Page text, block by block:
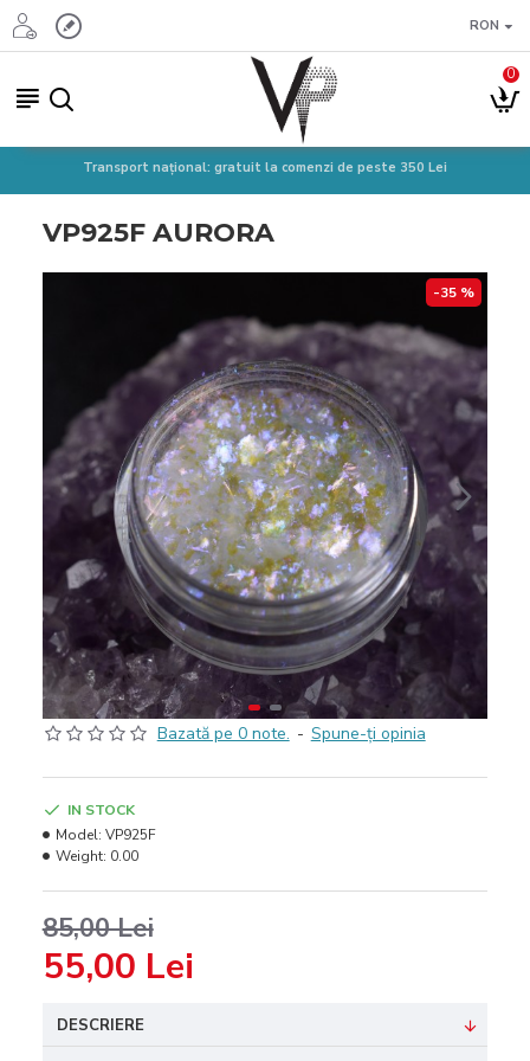
RON
0
Transport național: gratuit la comenzi de peste 350 Lei
VP925F AURORA
-35 %
Bazată pe 0 note. - Spune-ţi opinia
55,00 Lei
85,00 Lei
IN STOCK
Model: VP925F
Weight: 0.00
DESCRIERE